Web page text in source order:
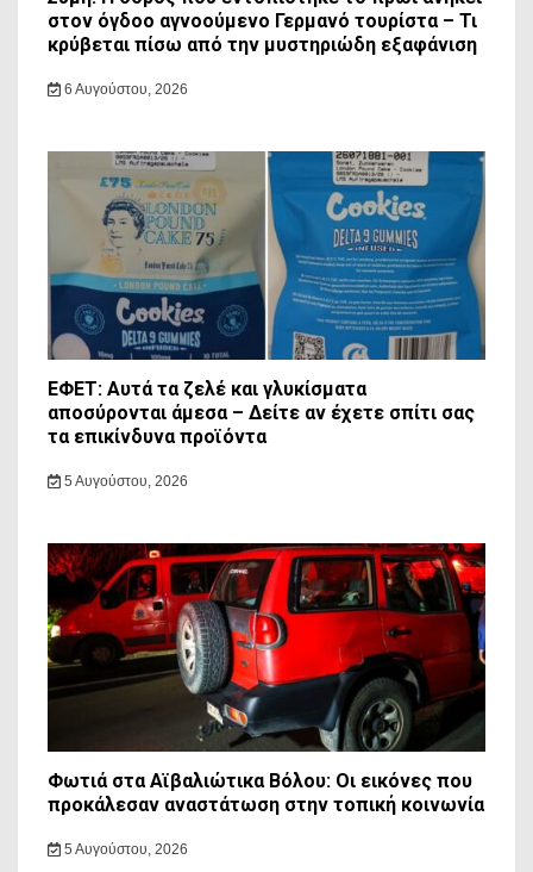
στον όγδοο αγνοούμενο Γερμανό τουρίστα – Τι
κρύβεται πίσω από την μυστηριώδη εξαφάνιση
6 Αυγούστου, 2026
ΕΦΕΤ: Αυτά τα ζελέ και γλυκίσματα
αποσύρονται άμεσα – Δείτε αν έχετε σπίτι σας
τα επικίνδυνα προϊόντα
5 Αυγούστου, 2026
Φωτιά στα Αϊβαλιώτικα Βόλου: Οι εικόνες που
προκάλεσαν αναστάτωση στην τοπική κοινωνία
5 Αυγούστου, 2026